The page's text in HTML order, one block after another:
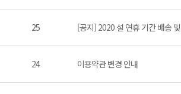
25 [공지] 2020 설 연휴 기간 배송
24 이용약관 변경 안내